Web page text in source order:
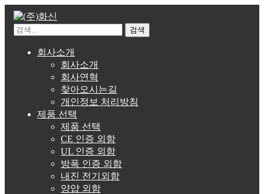
검색
회사소개
회사소개
회사연혁
찾아오시는길
개인정보 처리방침
제품 선택
제품 선택
CE 인증 외함
UL 인증 외함
방폭 인증 외함
내진 전기외함
양얍 외함